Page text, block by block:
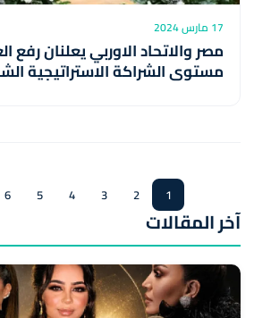
17 مارس 2024
مصر والاتحاد الاوربي يعلنان رفع
مستوى الشراكة الاستراتيجية
1
2
3
4
5
6
آخر المقالات